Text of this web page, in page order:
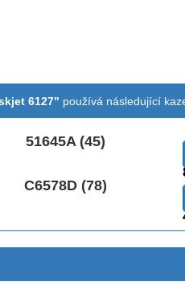
6127" používá následující
51645A (45)
C6578D (78)